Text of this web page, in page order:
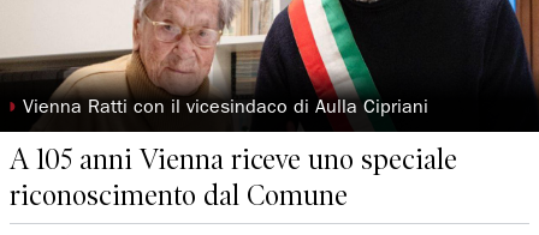
◗ Vienna Ratti con il vicesindaco di Aulla Cipriani
A 105 anni Vienna riceve uno speciale
riconoscimento dal Comune